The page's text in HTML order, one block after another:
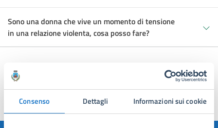
Consenso Dettagli Informazioni sui cookie
Sono una donna che vive un momento di tensione
in una relazione violenta, cosa posso fare?